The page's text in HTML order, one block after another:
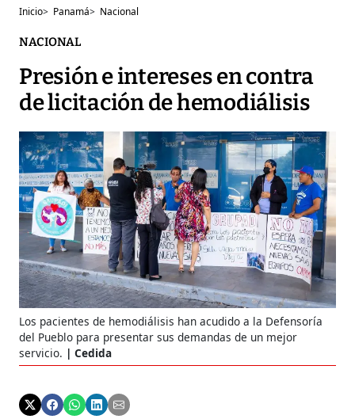
Inicio> Panamá> Nacional
NACIONAL
Presión e intereses en contra
de licitación de hemodiálisis
Los pacientes de hemodiálisis han acudido a la Defensoría
del Pueblo para presentar sus demandas de un mejor
servicio.
Cedida